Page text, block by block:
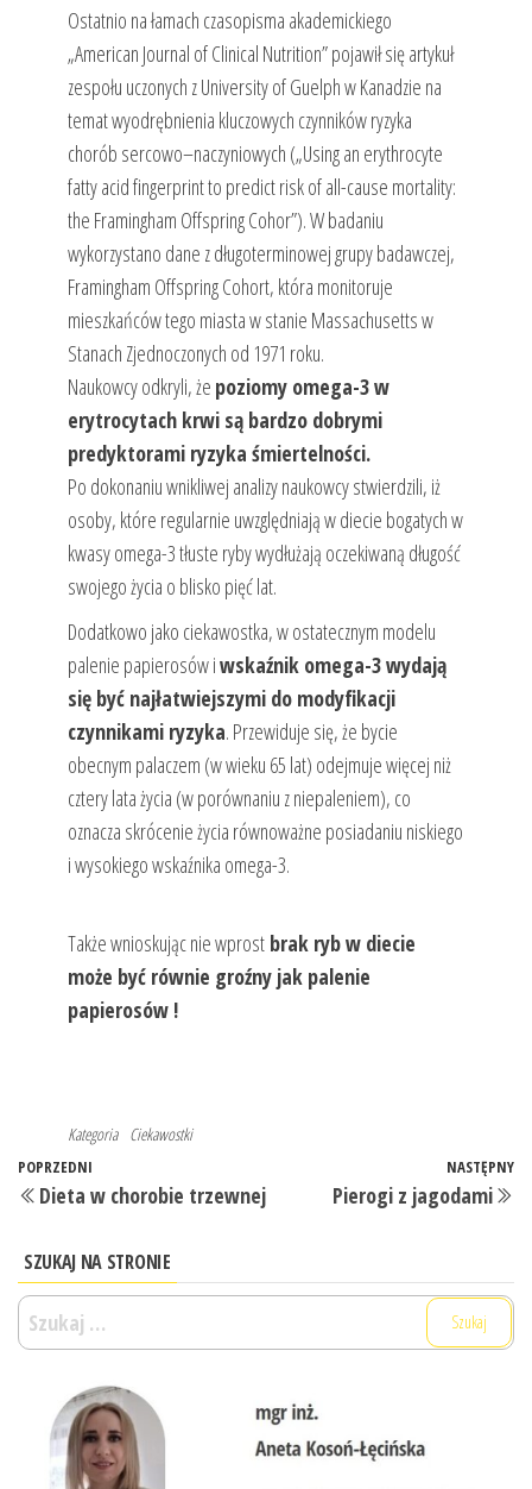
Ostatnio na łamach czasopisma akademickiego
„American Journal of Clinical Nutrition” pojawił się artykuł
zespołu uczonych z University of Guelph w Kanadzie na
temat wyodrębnienia kluczowych czynników ryzyka
chorób sercowo–naczyniowych („Using an erythrocyte
fatty acid fingerprint to predict risk of all-cause mortality:
the Framingham Offspring Cohor”). W badaniu
wykorzystano dane z długoterminowej grupy badawczej,
Framingham Offspring Cohort, która monitoruje
mieszkańców tego miasta w stanie Massachusetts w
Stanach Zjednoczonych od 1971 roku.
Naukowcy odkryli, że poziomy omega-3 w
erytrocytach krwi są bardzo dobrymi
predyktorami ryzyka śmiertelności.
Po dokonaniu wnikliwej analizy naukowcy stwierdzili, iż
osoby, które regularnie uwzględniają w diecie bogatych w
kwasy omega-3 tłuste ryby wydłużają oczekiwaną długość
swojego życia o blisko pięć lat.
Dodatkowo jako ciekawostka, w ostatecznym modelu
palenie papierosów iwskaźnik omega-3 wydają
się być najłatwiejszymi do modyfikacji
czynnikami ryzyka. Przewiduje się, że bycie
obecnym palaczem (w wieku 65 lat) odejmuje więcej niż
cztery lata życia (w porównaniu z niepaleniem), co
oznacza skrócenie życia równoważne posiadaniu niskiego
i wysokiego wskaźnika omega-3.
Także wnioskując nie wprostbrak ryb w diecie
może być równie groźny jak palenie
papierosów !
Kategoria Ciekawostki
Nawigacja
wpisu
Poprzedni
wpis
POPRZEDNI
Dieta w chorobie trzewnej
NASTĘPNY
Pierogi z jagodami
SZUKAJ NA STRONIE
Szukaj: